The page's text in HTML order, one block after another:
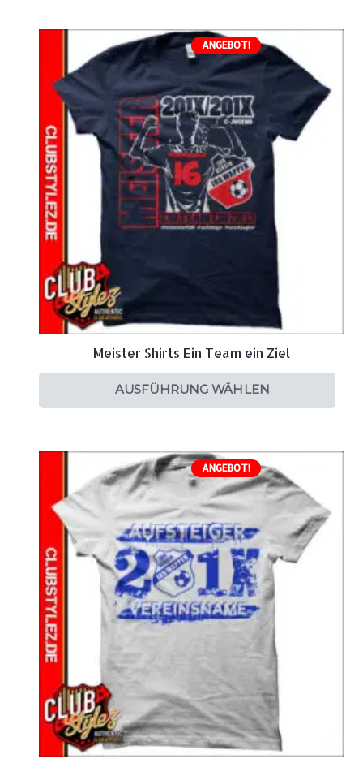
ANGEBOT!
Meister Shirts Ein Team ein Ziel
AUSFÜHRUNG WÄHLEN
ANGEBOT!